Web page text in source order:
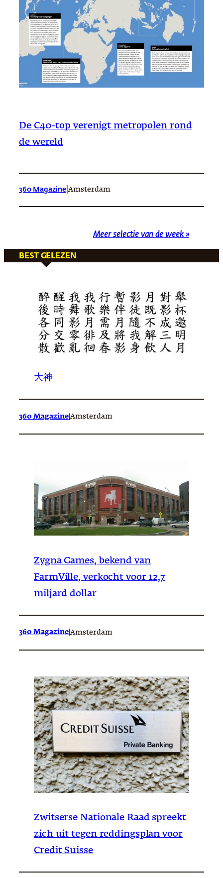
De C40-top verenigt metropolen rond
de wereld
360 Magazine Amsterdam
Meer selectie van de week »
BEST GELEZEN
大神
360 Magazine Amsterdam
Zygna Games, bekend van
FarmVille, verkocht voor 12,7
miljard dollar
360 Magazine Amsterdam
Zwitserse Nationale Raad spreekt
zich uit tegen reddingsplan voor
Credit Suisse